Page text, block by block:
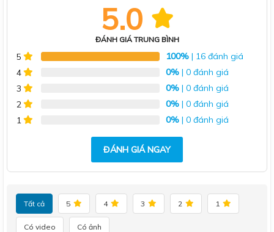
5.0
ĐÁNH GIÁ TRUNG BÌNH
5 100% | 16 đánh giá
4
0% | 0 đánh giá
3
0% | 0 đánh giá
2
0% | 0 đánh giá
1
0% | 0 đánh giá
ĐÁNH GIÁ NGAY
Tất cả 5 4 3 2 1
Có video Có ảnh